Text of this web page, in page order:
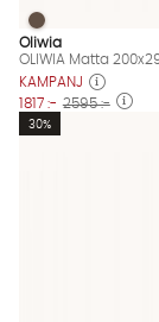
OLIWIA Matta
OLIWIA Matta 200x290
Oliwia
OLIWIA Matta
KAMPANJ
1817 :- 2595 :-
30%